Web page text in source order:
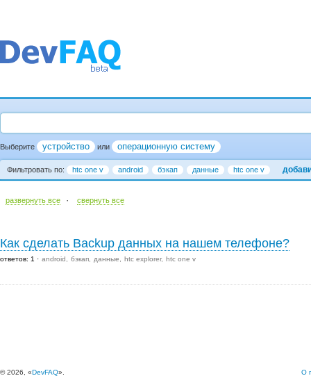
Выберите устройство или операционную систему
Фильтровать по: htc one v android бэкап данные htc one v
развернуть все · cвернуть все
Как сделать Backup данных на нашем телефоне?
ответов: 1 android бэкап данные htc explorer htc one v
© 2026, «DevFAQ». О